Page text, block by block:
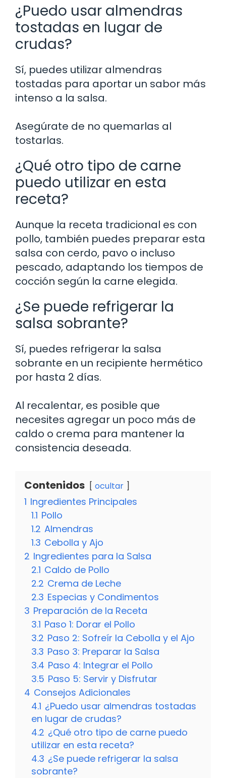
¿Puedo usar almendras
tostadas en lugar de
crudas?
Sí, puedes utilizar almendras
tostadas para aportar un sabor más
intenso a la salsa.
Asegúrate de no quemarlas al
tostarlas.
¿Qué otro tipo de carne
puedo utilizar en esta
receta?
Aunque la receta tradicional es con
pollo, también puedes preparar esta
salsa con cerdo, pavo o incluso
pescado, adaptando los tiempos de
cocción según la carne elegida.
¿Se puede refrigerar la
salsa sobrante?
Sí, puedes refrigerar la salsa
sobrante en un recipiente hermético
por hasta 2 días.
Al recalentar, es posible que
necesites agregar un poco más de
caldo o crema para mantener la
consistencia deseada.
Contenidos ocultar
1 Ingredientes Principales
1.1 Pollo
1.2 Almendras
1.3 Cebolla y Ajo
2 Ingredientes para la Salsa
2.1 Caldo de Pollo
2.2 Crema de Leche
2.3 Especias y Condimentos
3 Preparación de la Receta
3.1 Paso 1: Dorar el Pollo
3.2 Paso 2: Sofreír la Cebolla y el Ajo
3.3 Paso 3: Preparar la Salsa
3.4 Paso 4: Integrar el Pollo
3.5 Paso 5: Servir y Disfrutar
4 Consejos Adicionales
4.1 ¿Puedo usar almendras tostadas
en lugar de crudas?
4.2 ¿Qué otro tipo de carne puedo
utilizar en esta receta?
4.3 ¿Se puede refrigerar la salsa
sobrante?